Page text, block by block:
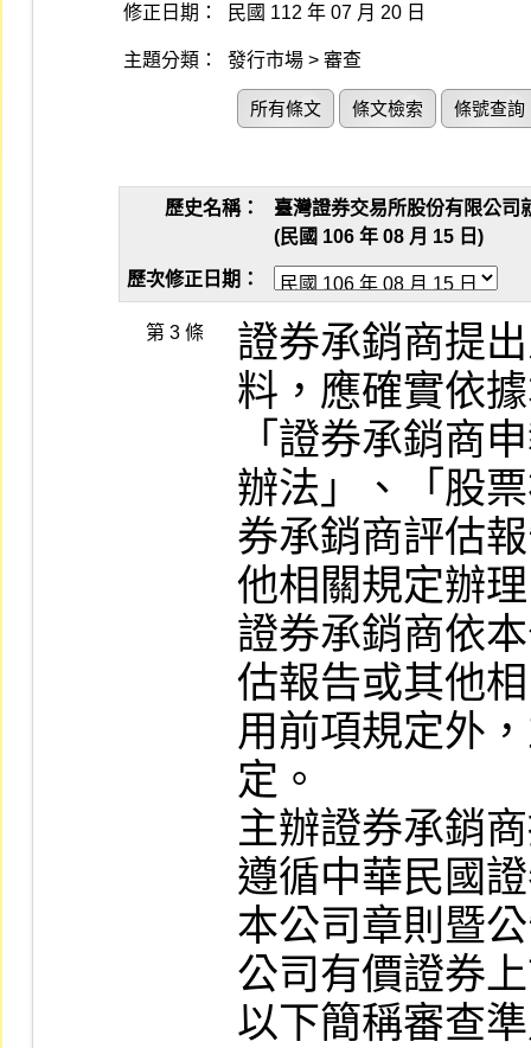
修正日期： 民國 112 年 07 月 20 日
主題分類： 發行市場 > 審查
所有條文 條文檢索 條號查詢
歷史名稱：
臺灣證券交易所股份有限公司
(民國 106 年 08 月 15 日)
歷次修正日期：
第 3 條
證券承銷商提
料，應確實依
「證券承銷商
辦法」、「股
券承銷商評估
他相關規定辦
證券承銷商依
估報告或其他
用前項規定外
定。
主辦證券承銷
遵循中華民國
本公司章則暨
公司有價證券
以下簡稱審查